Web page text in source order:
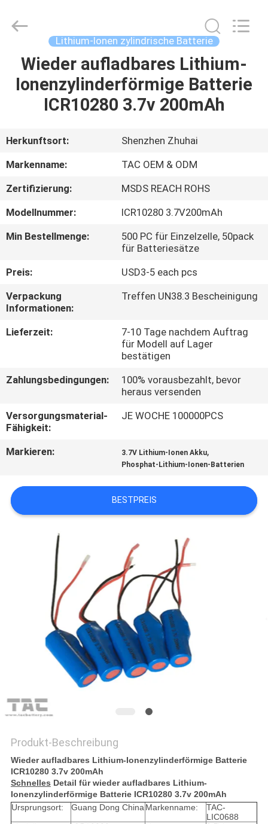
HAUS
PRODUKTE
VIDEOS
UNS
FABRIK-
QUALITÄTSKONTROLLE
TRETEN
MIT
IN
VERBINDUNG
FÄLLE
FORDERN
SIE EIN
ZITAT
SITEMAP
PRIVACY
Energy
Technology
Reserved.
Lithium-Ionen zylindrische Batterie
Wieder aufladbares Lithium-
Ionenzylinderförmige Batterie
ICR10280 3.7v 200mAh
Herkunftsort:
Shenzhen Zhuhai
Markenname:
TAC OEM & ODM
Zertifizierung:
MSDS REACH ROHS
Modellnummer:
ICR10280 3.7V200mAh
Min Bestellmenge:
500 PC für Einzelzelle, 50pack
für Batteriesätze
Preis:
USD3-5 each pcs
Verpackung
Informationen:
Treffen UN38.3 Bescheinigung
Lieferzeit:
7-10 Tage nachdem Auftrag
für Modell auf Lager
bestätigen
Zahlungsbedingungen:
100% vorausbezahlt, bevor
heraus versenden
Versorgungsmaterial-
Fähigkeit:
JE WOCHE 100000PCS
Markieren: 3.7V Lithium-Ionen Akku,
Phosphat-Lithium-Ionen-Batterien
BESTPREIS
Produkt-Beschreibung
Wieder aufladbares Lithium-Ionenzylinderförmige Batterie
ICR10280 3.7v 200mAh
Schnelles Detail für wieder aufladbares Lithium-
Ionenzylinderförmige Batterie ICR10280 3.7v 200mAh
Ursprungsort:
Guang Dong ChinaMarkenname:
TAC-
LIC0688